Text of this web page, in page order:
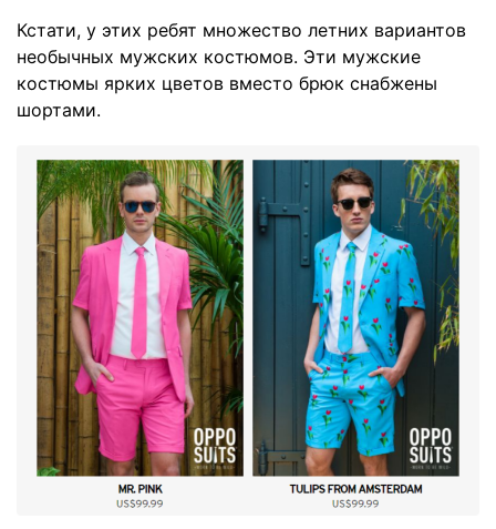
Кстати, у этих ребят множество летних вариантов
необычных мужских костюмов. Эти мужские
костюмы ярких цветов вместо брюк снабжены
шортами.